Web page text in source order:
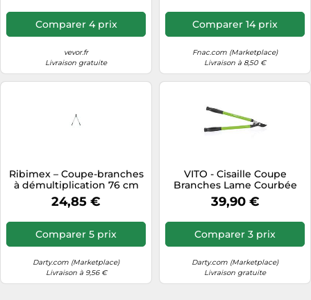
Antidérapante, Double
Réservoir de Carburant,
pour Coupe de Bois,
Arbres, Défrichement
Comparer 4 prix
vevor.fr
Livraison gratuite
Comparer 14 prix
Fnac.com (Marketplace)
Livraison à 8,50 €
Ribimex – Coupe-branches
à démultiplication 76 cm
24,85 €
Comparer 5 prix
Darty.com (Marketplace)
Livraison à 9,56 €
VITO - Cisaille Coupe
Branches Lame Courbée
Acier forgé Ebrancheur 2
Mains Bras Télescopiques
Jardinage
39,90 €
Comparer 3 prix
Darty.com (Marketplace)
Livraison gratuite